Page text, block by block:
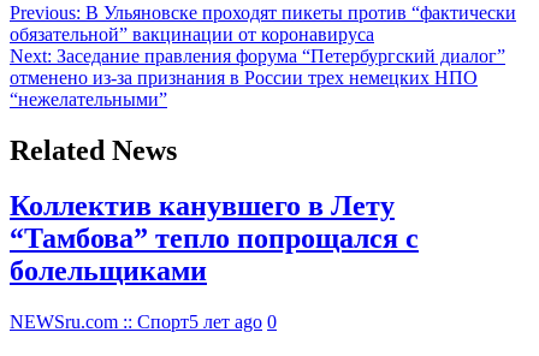
Previous: В Ульяновске проходят пикеты против “фактически
обязательной” вакцинации от коронавируса
Next: Заседание правления форума “Петербургский диалог”
отменено из-за признания в России трех немецких НПО
“нежелательными”
Related News
Коллектив канувшего в Лету
“Тамбова” тепло попрощался с
болельщиками
NEWSru.com :: Спорт5 лет ago 0